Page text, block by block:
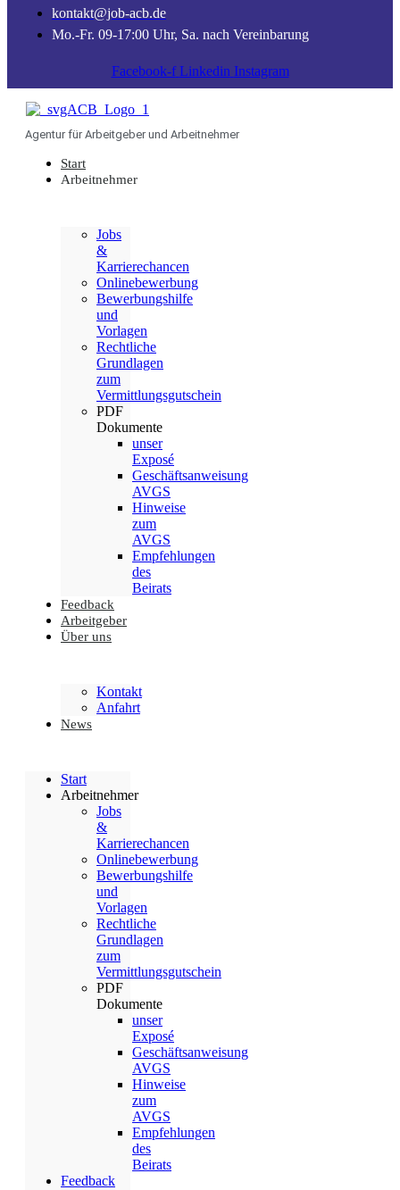
kontakt@job-acb.de
Mo.-Fr. 09-17:00 Uhr, Sa. nach Vereinbarung
Facebook-f Linkedin Instagram
Agentur für Arbeitgeber und Arbeitnehmer
Start
Arbeitnehmer
Jobs
&
Karrierechancen
Onlinebewerbung
Bewerbungshilfe
und
Vorlagen
Rechtliche
Grundlagen
zum
Vermittlungsgutschein
PDF
Dokumente
unser
Exposé
Geschäftsanweisung
AVGS
Hinweise
zum
AVGS
Empfehlungen
des
Beirats
Feedback
Arbeitgeber
Über uns
Kontakt
Anfahrt
News
Start
Arbeitnehmer
Jobs
&
Karrierechancen
Onlinebewerbung
Bewerbungshilfe
und
Vorlagen
Rechtliche
Grundlagen
zum
Vermittlungsgutschein
PDF
Dokumente
unser
Exposé
Geschäftsanweisung
AVGS
Hinweise
zum
AVGS
Empfehlungen
des
Beirats
Feedback